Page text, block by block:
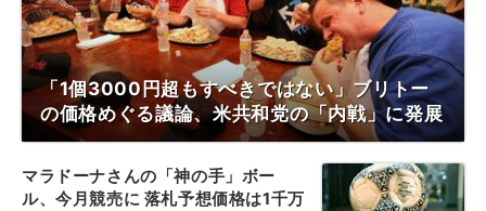
「1個3000円超もすべきではない」ブリトー
の価格めぐる議論、米共和党の「内戦」に発展
マラドーナさんの「神の手」ボー
ル、今月競売に 落札予想価格は1千万